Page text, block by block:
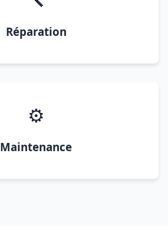
Réparation
⚙️
Maintenance